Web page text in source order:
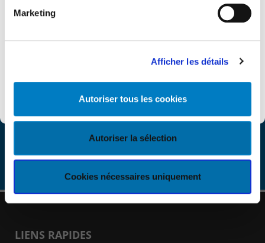
Marketing
Afficher les détails
Autoriser tous les cookies
Autoriser la sélection
Cookies nécessaires uniquement
remplacé par KEYES.eu où vous retrouverez
Découvrir KEYES
LIENS RAPIDES